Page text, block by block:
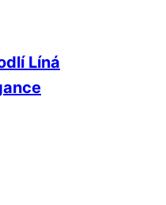
Líná